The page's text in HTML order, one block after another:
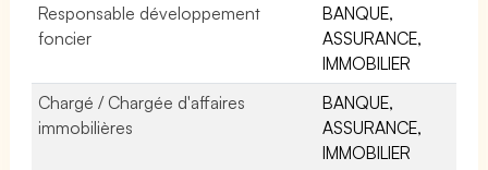
Responsable développement
foncier
BANQUE,
ASSURANCE,
IMMOBILIER
Chargé / Chargée d'affaires
immobilières
BANQUE,
ASSURANCE,
IMMOBILIER